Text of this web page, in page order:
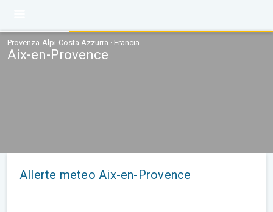
Provenza-Alpi-Costa Azzurra · Francia
Aix-en-Provence
Allerte meteo Aix-en-Provence